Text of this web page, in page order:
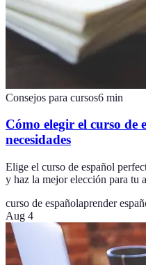
Consejos para cursos6 min
Cómo elegir el curso de
necesidades
Elige el curso de español
y haz la mejor elección para tu
curso de españolaprender
Aug 4